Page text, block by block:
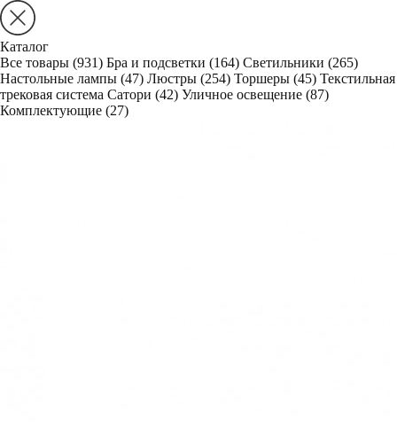
Каталог
Все товары (931) Бра и подсветки (164) Светильники (265)
Настольные лампы (47) Люстры (254) Торшеры (45) Текстильная
трековая система Сатори (42) Уличное освещение (87)
Комплектующие (27)